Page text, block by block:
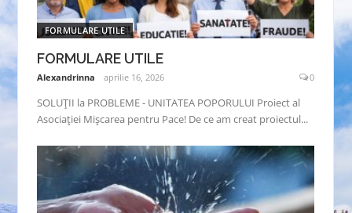
FORMULARE UTILE
FORMULARE UTILE
Alexandrinna aprilie 16, 2026 0
SOLUȚII la PROBLEME - UNITATEA POPORULUI Proiect al
Asociației Mișcarea pentru Pace! De ce am creat proiectul...